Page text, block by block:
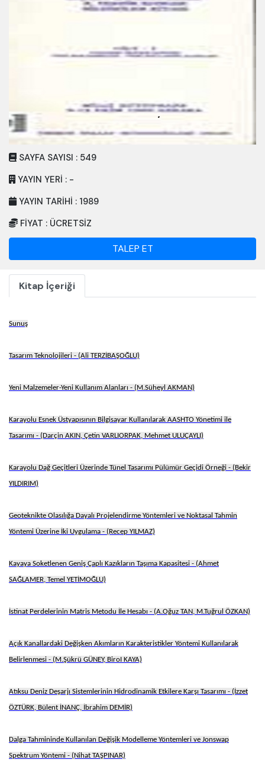
SAYFA SAYISI : 549
YAYIN YERI : -
YAYIN TARIHI : 1989
FİYAT : ÜCRETSIZ
TALEP ET
Kitap İçeriği
Sunuş
Tasarım Teknolojileri - (Ali TERZİBAŞOĞLU)
Yeni Malzemeler-Yeni Kullanım Alanları - (M.Süheyl AKMAN)
Karayolu Esnek Üstyapısının Bilgisayar Kullanılarak AASHTO Yönetimi ile
Tasarımı - (Darçin AKIN, Çetin VARLIORPAK, Mehmet ULUÇAYLI)
Karayolu Dağ Geçitleri Üzerinde Tünel Tasarımı Pülümür Geçidi Örneği - (Bekir
YILDIRIM)
Geoteknikte Olasılığa Dayalı Projelendirme Yöntemleri ve Noktasal Tahmin
Yöntemi Üzerine İki Uygulama - (Recep YILMAZ)
Kayaya Soketlenen Geniş Çaplı Kazıkların Taşıma Kapasitesi - (Ahmet
SAĞLAMER, Temel YETİMOĞLU)
İstinat Perdelerinin Matris Metodu İle Hesabı - (A.Oğuz TAN, M.Tuğrul ÖZKAN)
Açık Kanallardaki Değişken Akımların Karakteristikler Yöntemi Kullanılarak
Belirlenmesi - (M.Şükrü GÜNEY, BiroI KAYA)
Atıksu Deniz Deşarjı Sistemlerinin Hidrodinamik Etkilere Karşı Tasarımı - (İzzet
ÖZTÜRK, Bülent İNANÇ, İbrahim DEMİR)
Dalga Tahmininde Kullanılan Değişik Modelleme Yöntemleri ve Jonswap
Spektrum Yöntemi - (Nihat TAŞPINAR)